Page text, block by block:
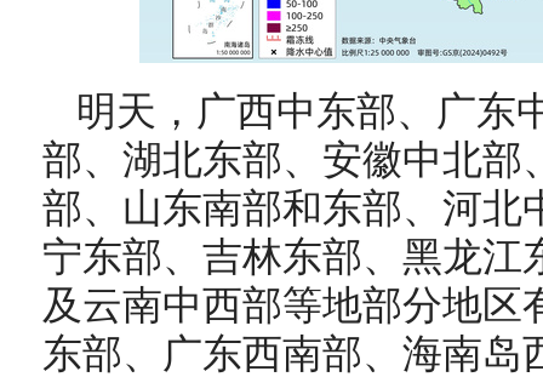
明天， 广西中东部、广东
部、湖北东部、安徽中北部
部、山东南部和东部、河北
宁东部、吉林东部、黑龙江
及云南中西部等地部分地区
东部、广东西南部、海南岛